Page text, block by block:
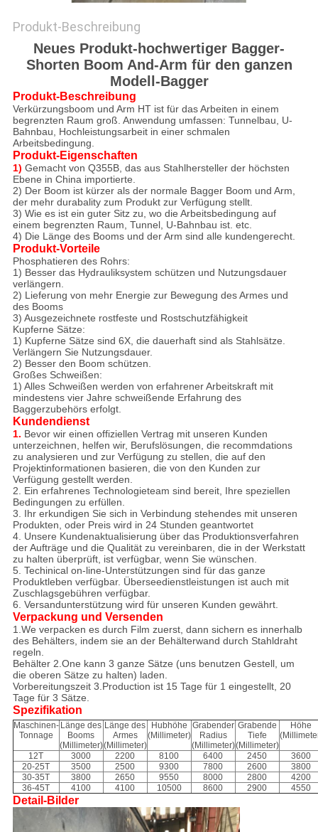
Produkt-Beschreibung
Neues Produkt-hochwertiger Bagger-
Shorten Boom And-Arm für den ganzen
Modell-Bagger
Produkt-Beschreibung
Verkürzungsboom und Arm HT ist für das Arbeiten in einem
begrenzten Raum groß. Anwendung umfassen: Tunnelbau, U-
Bahnbau, Hochleistungsarbeit in einer schmalen
Arbeitsbedingung.
Produkt-Eigenschaften
1) Gemacht von Q355B, das aus Stahlhersteller der höchsten
Ebene in China importierte.
2) Der Boom ist kürzer als der normale Bagger Boom und Arm,
der mehr durabality zum Produkt zur Verfügung stellt.
3) Wie es ist ein guter Sitz zu, wo die Arbeitsbedingung auf
einem begrenzten Raum, Tunnel, U-Bahnbau ist. etc.
4) Die Länge des Booms und der Arm sind alle kundengerecht.
Produkt-Vorteile
Phosphatieren des Rohrs:
1) Besser das Hydrauliksystem schützen und Nutzungsdauer
verlängern.
2) Lieferung von mehr Energie zur Bewegung des Armes und
des Booms
3) Ausgezeichnete rostfeste und Rostschutzfähigkeit
Kupferne Sätze:
1) Kupferne Sätze sind 6X, die dauerhaft sind als Stahlsätze.
Verlängern Sie Nutzungsdauer.
2) Besser den Boom schützen.
Großes Schweißen:
1) Alles Schweißen werden von erfahrener Arbeitskraft mit
mindestens vier Jahre schweißende Erfahrung des
Baggerzubehörs erfolgt.
Kundendienst
1. Bevor wir einen offiziellen Vertrag mit unseren Kunden
unterzeichnen, helfen wir, Berufslösungen, die recommdations
zu analysieren und zur Verfügung zu stellen, die auf den
Projektinformationen basieren, die von den Kunden zur
Verfügung gestellt werden.
2. Ein erfahrenes Technologieteam sind bereit, Ihre speziellen
Bedingungen zu erfüllen.
3. Ihr erkundigen Sie sich in Verbindung stehendes mit unseren
Produkten, oder Preis wird in 24 Stunden geantwortet
4. Unsere Kundenaktualisierung über das Produktionsverfahren
der Aufträge und die Qualität zu vereinbaren, die in der Werkstatt
zu halten überprüft, ist verfügbar, wenn Sie wünschen.
5. Techinical on-line-Unterstützungen sind für das ganze
Produktleben verfügbar. Überseedienstleistungen ist auch mit
Zuschlagsgebühren verfügbar.
6. Versandunterstützung wird für unseren Kunden gewährt.
Verpackung und Versenden
1.We verpacken es durch Film zuerst, dann sichern es innerhalb
des Behälters, indem sie an der Behälterwand durch Stahldraht
regeln.
Behälter 2.One kann 3 ganze Sätze (uns benutzen Gestell, um
die oberen Sätze zu halten) laden.
Vorbereitungszeit 3.Production ist 15 Tage für 1 eingestellt, 20
Tage für 3 Sätze.
Spezifikation
Maschinen-
Tonnage
Länge des
Booms
(Millimeter)
Länge des
Armes
(Millimeter)
Hubhöhe
(Millimeter)
Grabender
Radius
(Millimeter)
Grabende
Tiefe
(Millimeter)
Höhe
12T 3000 2200 8100 6400 2450
3600
20-25T
3500 2500 9300 7800 2600
3800
30-35T
3800 2650 9550 8000 2800
4200
36-45T
4100 4100 10500 8600 2900 4550
Detail-Bilder